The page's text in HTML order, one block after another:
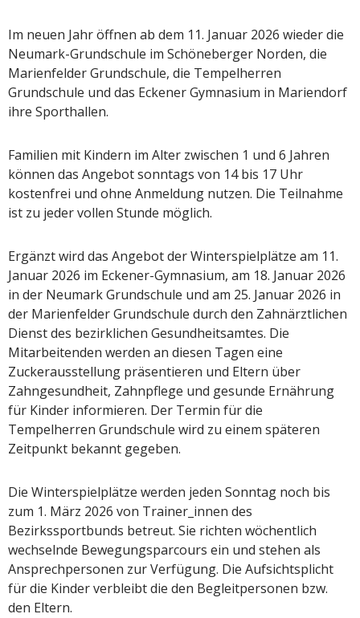
Im neuen Jahr öffnen ab dem 11. Januar 2026 wieder die
Neumark-Grundschule im Schöneberger Norden, die
Marienfelder Grundschule, die Tempelherren
Grundschule und das Eckener Gymnasium in Mariendorf
ihre Sporthallen.
Familien mit Kindern im Alter zwischen 1 und 6 Jahren
können das Angebot sonntags von 14 bis 17 Uhr
kostenfrei und ohne Anmeldung nutzen. Die Teilnahme
ist zu jeder vollen Stunde möglich.
Ergänzt wird das Angebot der Winterspielplätze am 11.
Januar 2026 im Eckener-Gymnasium, am 18. Januar 2026
in der Neumark Grundschule und am 25. Januar 2026 in
der Marienfelder Grundschule durch den Zahnärztlichen
Dienst des bezirklichen Gesundheitsamtes. Die
Mitarbeitenden werden an diesen Tagen eine
Zuckerausstellung präsentieren und Eltern über
Zahngesundheit, Zahnpflege und gesunde Ernährung
für Kinder informieren. Der Termin für die
Tempelherren Grundschule wird zu einem späteren
Zeitpunkt bekannt gegeben.
Die Winterspielplätze werden jeden Sonntag noch bis
zum 1. März 2026 von Trainer_innen des
Bezirkssportbunds betreut. Sie richten wöchentlich
wechselnde Bewegungsparcours ein und stehen als
Ansprechpersonen zur Verfügung. Die Aufsichtsplicht
für die Kinder verbleibt die den Begleitpersonen bzw.
den Eltern.